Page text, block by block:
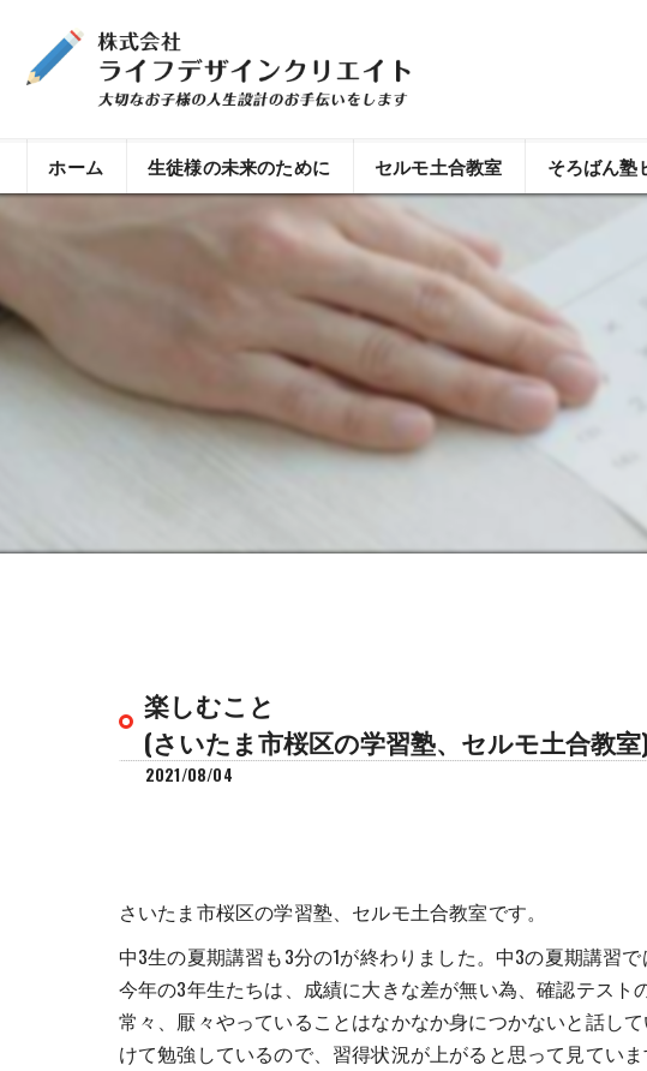
ホーム 生徒様の未来のために セルモ土合教室 そろばん塾
楽しむこと
(さいたま市桜区の学習塾、セルモ土合教
2021/08/04
さいたま市桜区の学習塾、セルモ土合教室です。
中3生の夏期講習も3分の1が終わりました。中3の夏期講習
今年の3年生たちは、成績に大きな差が無い為、確認テスト
常々、厭々やっていることはなかなか身につかないと話し
けて勉強しているので、習得状況が上がると思って見てい